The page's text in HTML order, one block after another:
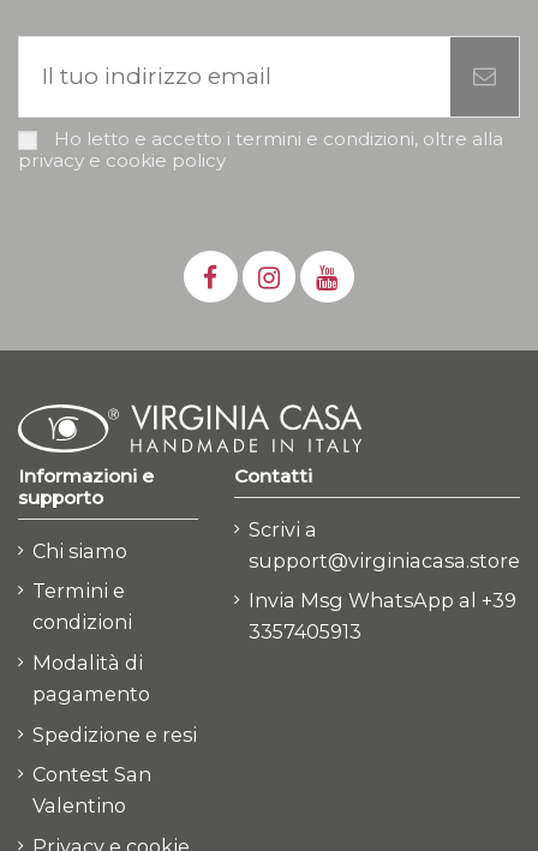
Ho letto e accetto i termini e condizioni, oltre alla
privacy e cookie policy
Informazioni e
supporto
Chi siamo
Termini e
condizioni
Modalità di
pagamento
Spedizione e resi
Contest San
Valentino
Privacy e cookie
Contatti
Scrivi a
support@virginiacasa.store
Invia Msg WhatsApp al +39
3357405913